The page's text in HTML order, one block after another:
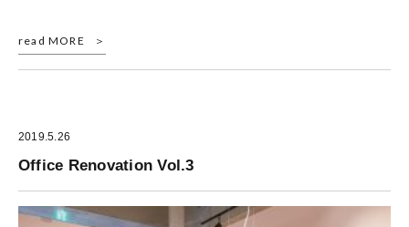
read MORE
2019.5.26
Office Renovation Vol.3